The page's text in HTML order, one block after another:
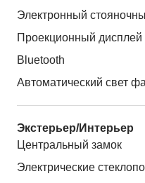
Электронный
Проекционный дисплей
Bluetooth
Автоматический свет
Экстерьер/Интерьер
Центральный замок
Электрические